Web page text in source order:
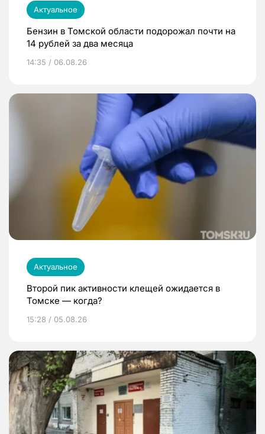
Актуальное
Бензин в Томской области подорожал почти на
14 рублей за два месяца
14:35 / 06.08.26
Актуальное
Второй пик активности клещей ожидается в
Томске — когда?
15:28 / 05.08.26